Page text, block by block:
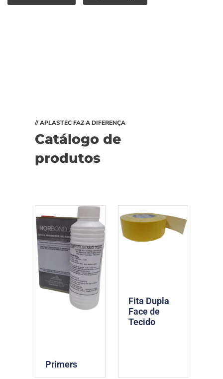
// APLASTEC FAZ A DIFERENÇA
Catálogo de
produtos
Primers
Fita Dupla
Face de
Tecido